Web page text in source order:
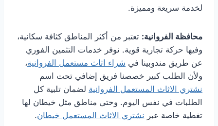
لخدمة سريعة ومميزة.
محافظة الفروانية: تعتبر من أكثر المناطق كثافة سكانية،
وفيها حركة تجارية قوية. نوفر خدمات التثمين الفوري
عن طريق مندوبينا في شراء اثاث مستعمل الفروانية،
ولأن الطلب كبير خصصنا فريق إضافي تحت اسم
نشتري الاثاث المستعمل الفروانية لضمان تلبية كل
الطلبات في نفس اليوم. وحتى مناطق مثل خيطان لها
تغطية خاصة عبر نشتري الاثاث المستعمل خيطان.